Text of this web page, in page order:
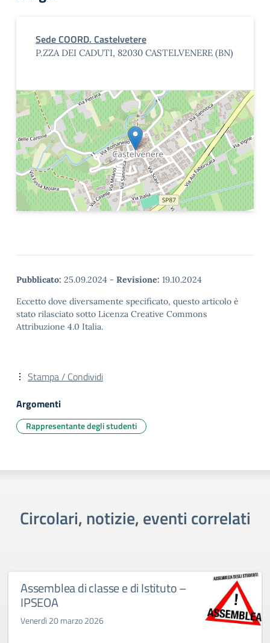
Sede COORD. Castelvetere
P.ZZA DEI CADUTI, 82030 CASTELVENERE (BN)
Pubblicato: 25.09.2024 - Revisione: 19.10.2024
Eccetto dove diversamente specificato, questo articolo è
stato rilasciato sotto Licenza Creative Commons
Attribuzione 4.0 Italia.
Stampa / Condividi
Argomenti
Rappresentante degli studenti
Circolari, notizie, eventi correlati
Assemblea di classe e di Istituto –
IPSEOA
Venerdì 20 marzo 2026